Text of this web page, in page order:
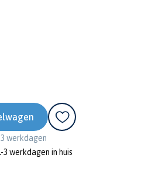
werkdagen
3 werkdagen in huis